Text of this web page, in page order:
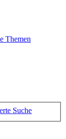
Themen
Suche